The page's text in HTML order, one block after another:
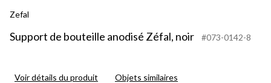
Zefal
Support de bouteille anodisé Zéfal, noir #073-0142-8
Voir détails du produit Objets similaires